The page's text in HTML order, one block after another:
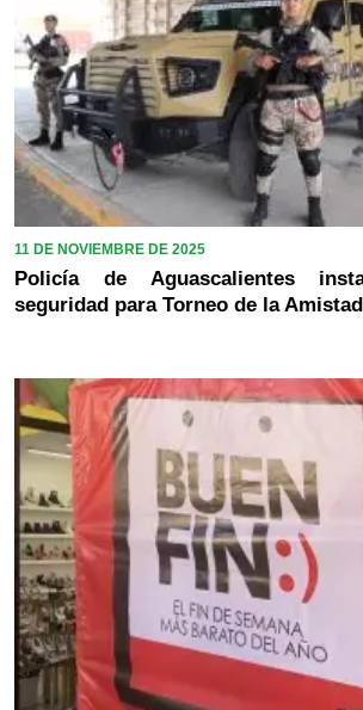
11 DE NOVIEMBRE DE 2025
Policía de Aguascalientes
seguridad para Torneo de la